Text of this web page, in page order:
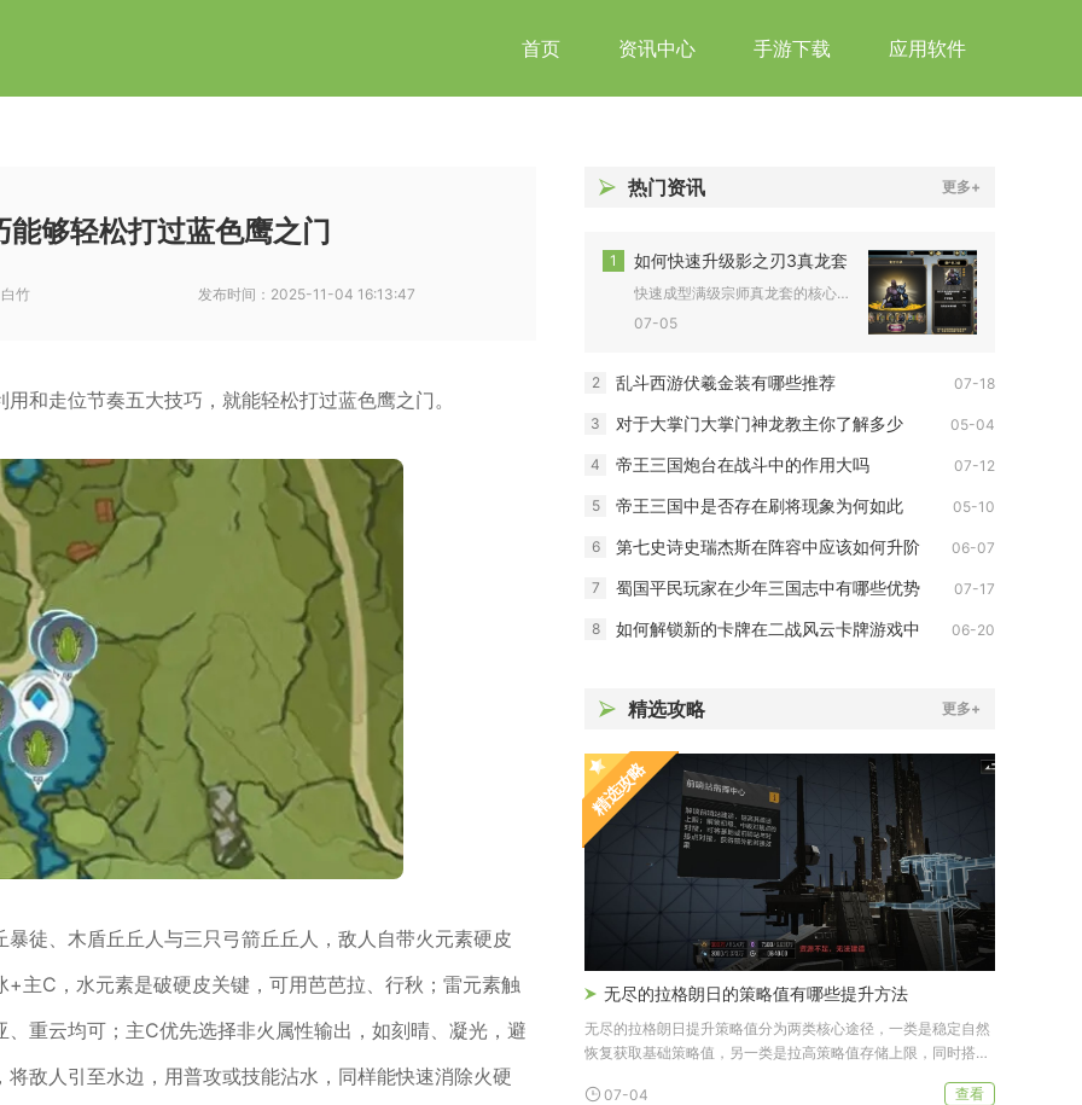
首页 资讯中心 手游下载 应用软件
够轻松打过蓝色鹰之门
竹 发布时间： 2025-11-04 16:13:47
和走位节奏五大技巧，就能轻松打过蓝色鹰之门。
徒、木盾丘丘人与三只弓箭丘丘人，敌人自带火元素硬皮
主C，水元素是破硬皮关键，可用芭芭拉、行秋；雷元素触
重云均可；主C优先选择非火属性输出，如刻晴、凝光，避
敌人引至水边，用普攻或技能沾水，同样能快速消除火硬
热门资讯 更多+
1 如何快速升级影之刃3真龙套
快速成型满级宗师真龙套的核心路径为定向刷取部件、批量囤积专属...
07-05
2 乱斗西游伏羲金装有哪些推荐 07-18
3 对于大掌门大掌门神龙教主你了解多少 05-04
4 帝王三国炮台在战斗中的作用大吗 07-12
5 帝王三国中是否存在刷将现象为何如此 05-10
6 第七史诗史瑞杰斯在阵容中应该如何升阶 06-07
7 蜀国平民玩家在少年三国志中有哪些优势 07-17
8 如何解锁新的卡牌在二战风云卡牌游戏中 06-20
精选攻略 更多+
精选攻略
无尽的拉格朗日的策略值有哪些提升方法
无尽的拉格朗日提升策略值分为两类核心途径，一类是稳定自然
恢复获取基础策略值，另一类是拉高策略值存储上限，同时搭配
07-04
查看